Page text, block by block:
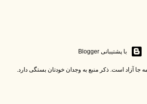
‏با پشتیبانی Blogger
جا آزاد است. ذکر منبع به وجدان خودتان بستگی دارد.